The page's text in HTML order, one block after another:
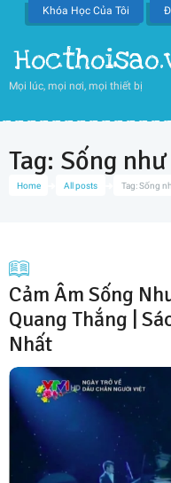
Khóa Học Của Tôi
Mọi lúc, mọi nơi, mọi thiết bị
Home All posts Tag: Sống
Tag: Sống
Cảm Âm Sống
Quang Thắng |
Nhất